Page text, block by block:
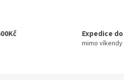
Expedice
mimo